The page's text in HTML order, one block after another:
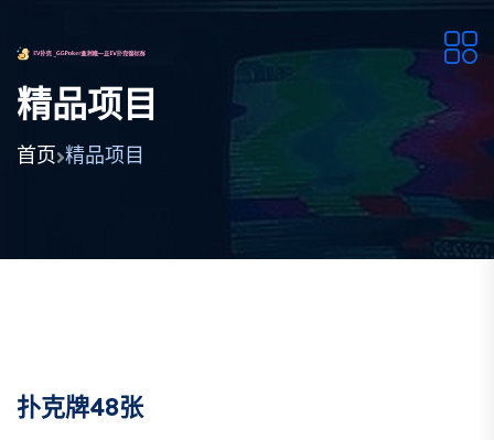
精品项目
首页 精品项目
扑克牌48张